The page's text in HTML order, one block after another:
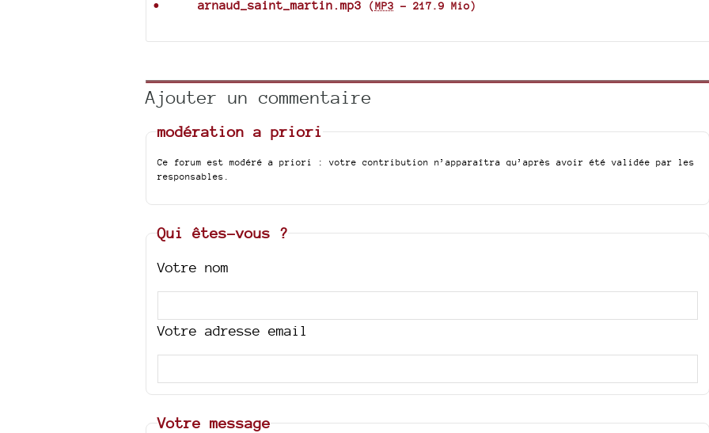
arnaud_saint_martin.mp3 (MP3 - 217.9 Mio)
Ajouter un commentaire
modération a priori
Ce forum est modéré a priori : votre contribution n’apparaîtra qu’après avoir été validée par les
responsables.
Qui êtes-vous ?
Votre nom
Votre adresse email
Votre message